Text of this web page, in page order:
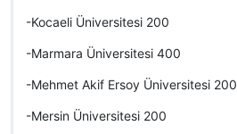
-Kocaeli Üniversitesi 200
-Marmara Üniversitesi 400
-Mehmet Akif Ersoy Üniversitesi 200
-Mersin Üniversitesi 200